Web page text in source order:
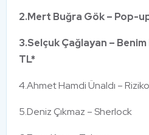
2.Mert Buğra Gök – Pop-
3.Selçuk Çağlayan –
TL*
4.Ahmet Hamdi Ünaldı – Riziko
5.Deniz Çıkmaz – Sherlock